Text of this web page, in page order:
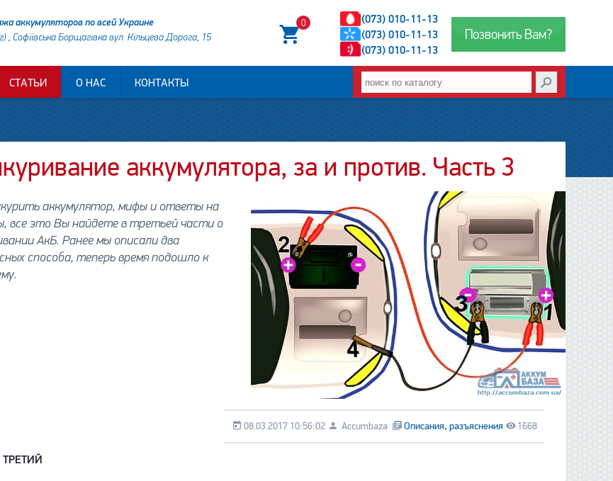
Позвонить Вам?
(073) 010-11-13
(073) 010-11-13
(073) 010-11-13
0
аккумуляторов по всей Украине
, Софіївська Борщагівка вул. Кільцева Дорога, 15
СТАТЬИ О НАС КОНТАКТЫ
аккумулятора, за и против. Часть 3
аккумулятор, мифы и ответы на
все это Вы найдете в третьей части о
АкБ. Ранее мы описали два
способа, теперь время подошло к
Описания, разъяснения 1668
08.03.2017 10:56:02 Accumbaza